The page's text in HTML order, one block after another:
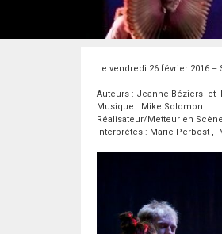
Le vendredi 26 février 2016 –
Auteurs : Jeanne Béziers et
Musique : Mike Solomon
Réalisateur/Metteur en
Interprètes : Marie Perbost